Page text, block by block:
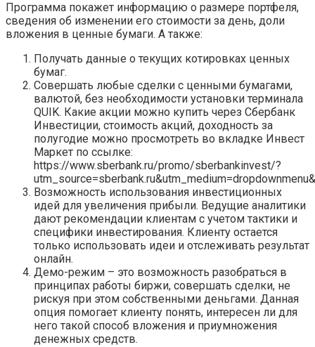
Программа покажет информацию о размере портфеля,
сведения об изменении его стоимости за день, доли
вложения в ценные бумаги. А также:
Получать данные о текущих котировках ценных
бумаг.
Совершать любые сделки с ценными бумагами,
валютой, без необходимости установки терминала
QUIK. Какие акции можно купить через Сбербанк
Инвестиции, стоимость акций, доходность за
полугодие можно просмотреть во вкладке Инвест
Маркет по ссылке:
https://www.sberbank.ru/promo/sberbankinvest/?
Возможность использования инвестиционных
идей для увеличения прибыли. Ведущие аналитики
дают рекомендации клиентам с учетом тактики и
специфики инвестирования. Клиенту остается
только использовать идеи и отслеживать результат
онлайн.
Демо-режим – это возможность разобраться в
принципах работы биржи, совершать сделки, не
рискуя при этом собственными деньгами. Данная
опция помогает клиенту понять, интересен ли для
него такой способ вложения и приумножения
денежных средств.